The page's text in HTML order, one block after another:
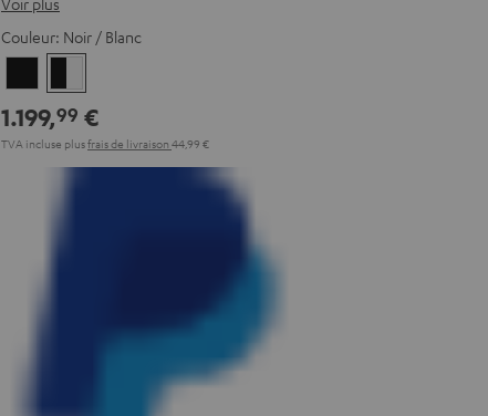
Couleur: Noir / Blanc
/
Blanc
1.199,99 €
TVA incluse plusfrais de livraison 44,99 €